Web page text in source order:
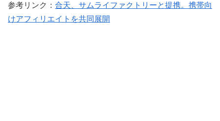
参考リンク： 合天、サムライファクトリーと提携。携帯向
けアフィリエイトを共同展開